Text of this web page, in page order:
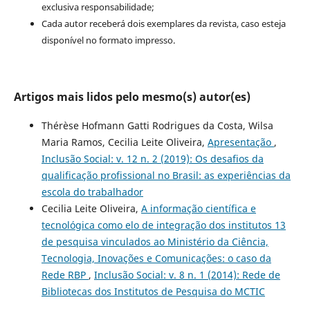
exclusiva responsabilidade;
Cada autor receberá dois exemplares da revista, caso esteja
disponível no formato impresso.
Artigos mais lidos pelo mesmo(s) autor(es)
Thérèse Hofmann Gatti Rodrigues da Costa, Wilsa
Maria Ramos, Cecilia Leite Oliveira, Apresentação ,
Inclusão Social: v. 12 n. 2 (2019): Os desafios da
qualificação profissional no Brasil: as experiências da
escola do trabalhador
Cecilia Leite Oliveira, A informação científica e
tecnológica como elo de integração dos institutos 13
de pesquisa vinculados ao Ministério da Ciência,
Tecnologia, Inovações e Comunicações: o caso da
Rede RBP , Inclusão Social: v. 8 n. 1 (2014): Rede de
Bibliotecas dos Institutos de Pesquisa do MCTIC